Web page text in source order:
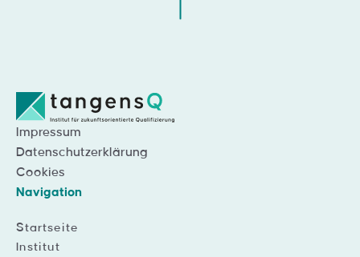
Impressum
Datenschutzerklärung
Cookies
Navigation
Startseite
Institut